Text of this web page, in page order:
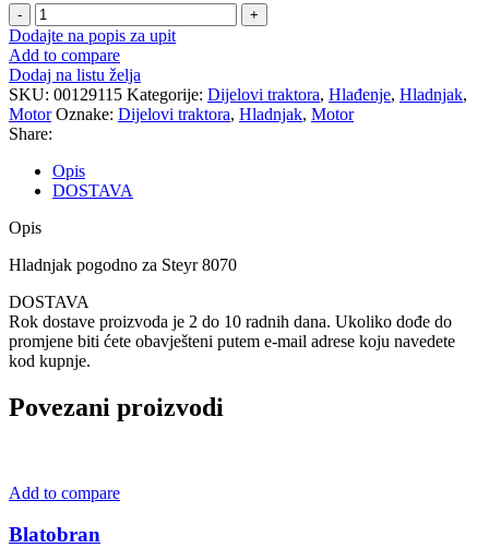
Hladnjak
količina
Dodajte na popis za upit
Add to compare
Dodaj na listu želja
SKU: 00129115 Kategorije: Dijelovi traktora, Hlađenje, Hladnjak,
Motor Oznake: Dijelovi traktora, Hladnjak, Motor
Share:
Opis
DOSTAVA
Opis
Hladnjak pogodno za Steyr 8070
DOSTAVA
Rok dostave proizvoda je 2 do 10 radnih dana. Ukoliko dođe do
promjene biti ćete obavješteni putem e-mail adrese koju navedete
kod kupnje.
Povezani proizvodi
Add to compare
Blatobran